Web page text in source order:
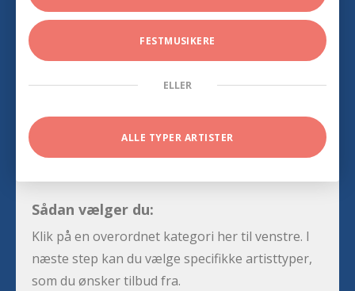
FESTMUSIKERE
ELLER
ALLE TYPER ARTISTER
Sådan vælger du:
Klik på en overordnet kategori her til venstre. I
næste step kan du vælge specifikke artisttyper,
som du ønsker tilbud fra.